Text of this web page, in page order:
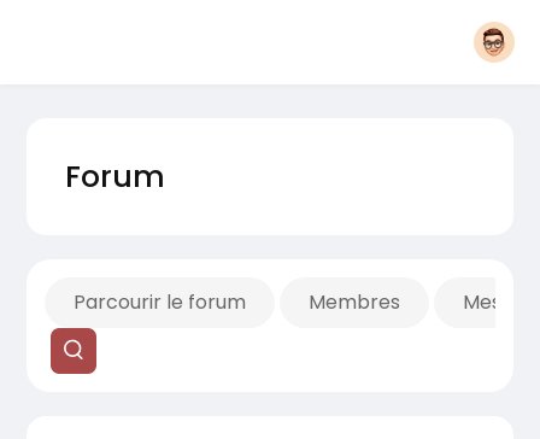
Forum
Parcourir le forum Membres Mes fils